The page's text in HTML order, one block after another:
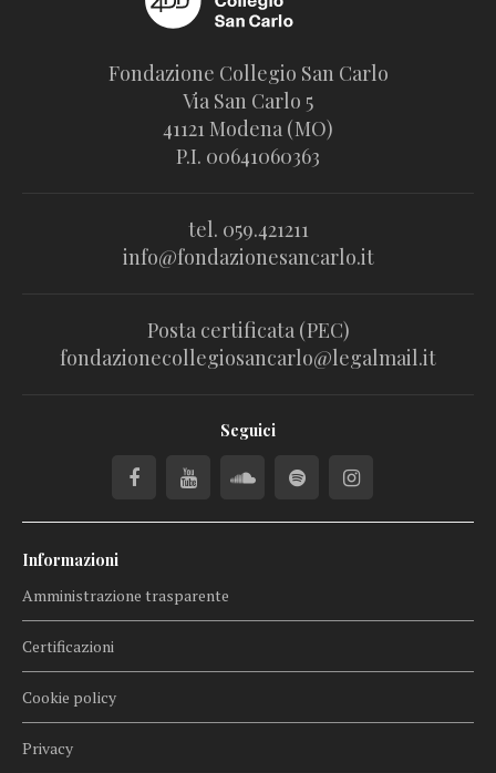
Fondazione Collegio San Carlo
Via San Carlo 5
41121 Modena (MO)
P.I. 00641060363
tel. 059.421211
info@fondazionesancarlo.it
Posta certificata (PEC)
fondazionecollegiosancarlo@legalmail.it
Seguici
Informazioni
Amministrazione trasparente
Certificazioni
Cookie policy
Privacy